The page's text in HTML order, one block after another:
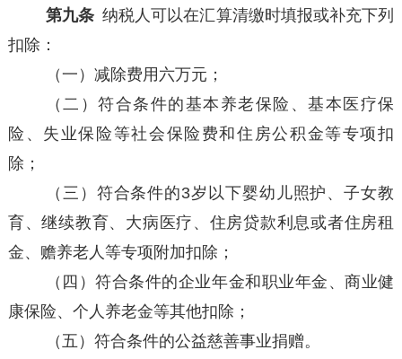
第九条 纳税人可以在汇算清缴时填报或补充下列
扣除：
（一）减除费用六万元；
（二）符合条件的基本养老保险、基本医疗保
险、失业保险等社会保险费和住房公积金等专项扣
除；
（三）符合条件的3岁以下婴幼儿照护、子女教
育、继续教育、大病医疗、住房贷款利息或者住房租
金、赡养老人等专项附加扣除；
（四）符合条件的企业年金和职业年金、商业健
康保险、个人养老金等其他扣除；
（五）符合条件的公益慈善事业捐赠。